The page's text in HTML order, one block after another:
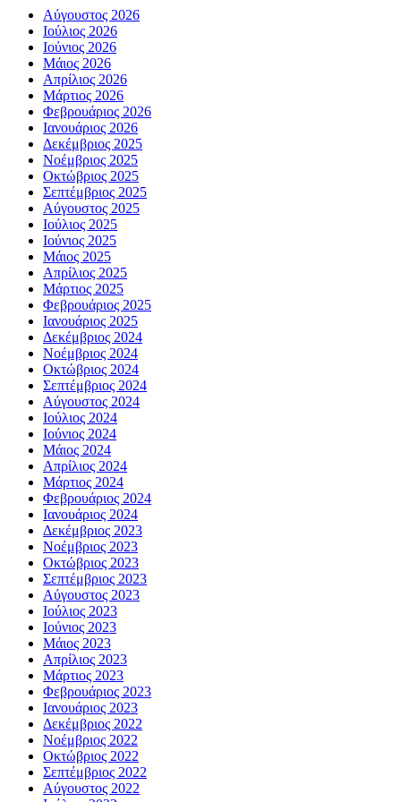
Αύγουστος 2026
Ιούλιος 2026
Ιούνιος 2026
Μάιος 2026
Απρίλιος 2026
Μάρτιος 2026
Φεβρουάριος 2026
Ιανουάριος 2026
Δεκέμβριος 2025
Νοέμβριος 2025
Οκτώβριος 2025
Σεπτέμβριος 2025
Αύγουστος 2025
Ιούλιος 2025
Ιούνιος 2025
Μάιος 2025
Απρίλιος 2025
Μάρτιος 2025
Φεβρουάριος 2025
Ιανουάριος 2025
Δεκέμβριος 2024
Νοέμβριος 2024
Οκτώβριος 2024
Σεπτέμβριος 2024
Αύγουστος 2024
Ιούλιος 2024
Ιούνιος 2024
Μάιος 2024
Απρίλιος 2024
Μάρτιος 2024
Φεβρουάριος 2024
Ιανουάριος 2024
Δεκέμβριος 2023
Νοέμβριος 2023
Οκτώβριος 2023
Σεπτέμβριος 2023
Αύγουστος 2023
Ιούλιος 2023
Ιούνιος 2023
Μάιος 2023
Απρίλιος 2023
Μάρτιος 2023
Φεβρουάριος 2023
Ιανουάριος 2023
Δεκέμβριος 2022
Νοέμβριος 2022
Οκτώβριος 2022
Σεπτέμβριος 2022
Αύγουστος 2022